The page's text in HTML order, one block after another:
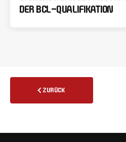
DER BCL-QUALIFIKATION
ZURÜCK